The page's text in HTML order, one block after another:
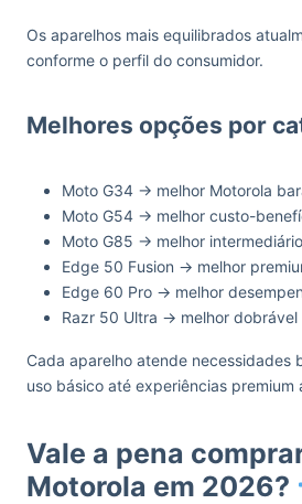
Os aparelhos mais equilibrados
conforme o perfil do consumidor.
Melhores opções por
Moto G34 → melhor Motorola
Moto G54 → melhor custo-
Moto G85 → melhor
Edge 50 Fusion → melhor
Edge 60 Pro → melhor
Razr 50 Ultra → melhor dobrável
Cada aparelho atende necessidades
uso básico até experiências premium
Vale a pena
Motorola em 2026?